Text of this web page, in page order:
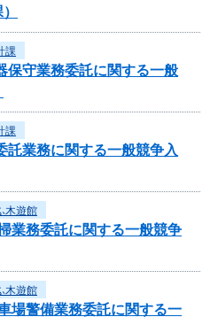
課
保守業務委託に関する一般
課
託業務に関する一般競争入
木遊館
業務委託に関する一般競争
木遊館
場警備業務委託に関する一